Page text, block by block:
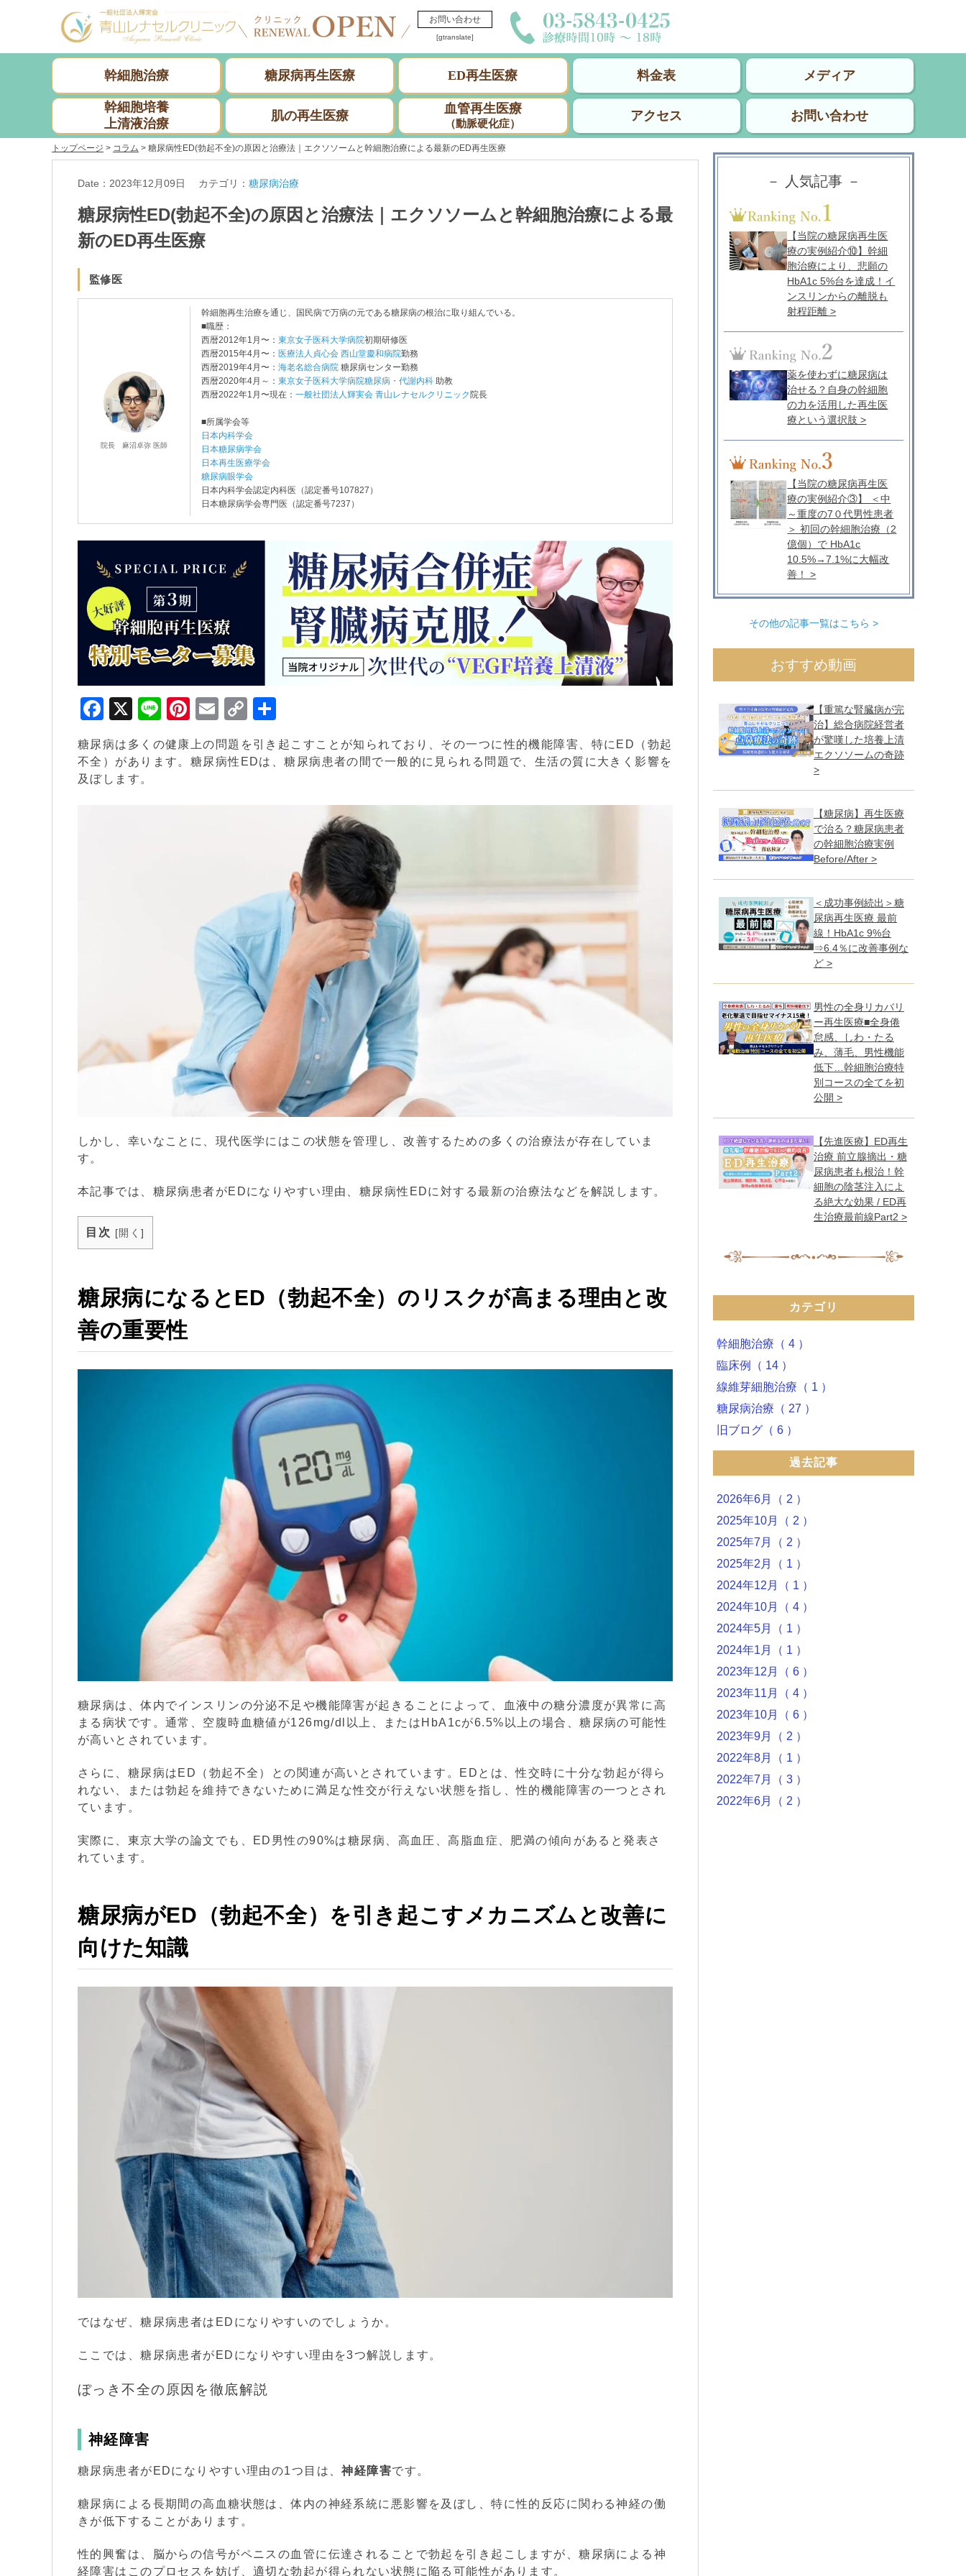
お問い合わせ
[gtranslate]
幹細胞治療 糖尿病再生医療 ED再生医療 料金表 メディア
幹細胞培養
上清液治療
肌の再生医療 血管再生医療
（動脈硬化症）
アクセス お問い合わせ
トップページ > コラム > 糖尿病性ED(勃起不全)の原因と治療法｜エクソソームと幹細胞治療による最新のED再生医療
Date：2023年12月09日 カテゴリ： 糖尿病治療
糖尿病性ED(勃起不全)の原因と治療法｜エクソソームと幹細胞治療による最
新のED再生医療
監修医
院長 麻沼卓弥 医師
幹細胞再生治療を通じ、国民病で万病の元である糖尿病の根治に取り組んでいる。
■職歴：
西暦2012年1月〜：東京女子医科大学病院初期研修医
西暦2015年4月〜： 医療法人貞心会 西山堂慶和病院勤務
西暦2019年4月〜：海老名総合病院 糖尿病センター勤務
西暦2020年4月～：東京女子医科大学病院糖尿病・代謝内科 助教
西暦2022年1月〜現在：一般社団法人輝実会 青山レナセルクリニック 院長
■所属学会等
日本内科学会
日本糖尿病学会
日本再生医療学会
糖尿病眼学会
日本内科学会認定内科医（認定番号107827）
日本糖尿病学会専門医（認定番号7237）
F
a
c
e
X
Li
n
e
Pi
nt
er
E
m
ai
C
o
p
有
糖尿病は多くの健康上の問題を引き起こすことが知られており、その一つに性的機能障害、特にED（勃起
不全）があります。糖尿病性EDは、糖尿病患者の間で一般的に見られる問題で、生活の質に大きく影響を
及ぼします。
しかし、幸いなことに、現代医学にはこの状態を管理し、改善するための多くの治療法が存在していま
す。
本記事では、糖尿病患者がEDになりやすい理由、糖尿病性EDに対する最新の治療法などを解説します。
目次 [開く]
糖尿病になるとED（勃起不全）のリスクが高まる理由と改
善の重要性
糖尿病は、体内でインスリンの分泌不足や機能障害が起きることによって、血液中の糖分濃度が異常に高
まる病状です。通常、空腹時血糖値が126mg/dl以上、またはHbA1cが6.5%以上の場合、糖尿病の可能性
が高いとされています。
さらに、糖尿病はED（勃起不全）との関連が高いとされています。EDとは、性交時に十分な勃起が得ら
れない、または勃起を維持できないために満足な性交が行えない状態を指し、性的機能障害の一つとされ
ています。
実際に
、東京大学の論文でも、ED男性の90%は糖尿病、高血圧、高脂血症、肥満の傾向があると発表さ
れています。
糖尿病がED（勃起不全）を引き起こすメカニズムと改善に
向けた知識
ではなぜ、糖尿病患者はEDになりやすいのでしょうか。
ここでは、糖尿病患者がEDになりやすい理由を3つ解説します。
ぼっき不全の原因を徹底解説
神経障害
糖尿病患者がEDになりやすい理由の1つ目は、神経障害です。
糖尿病による長期間の高血糖状態は、体内の神経系統に悪影響を及ぼし、特に性的反応に関わる神経の働
きが低下することがあります。
性的興奮は、脳からの信号がペニスの血管に伝達されることで勃起を引き起こしますが、糖尿病による神
経障害はこのプロセスを妨げ、適切な勃起が得られない状態に陥る可能性があります。
－ 人気記事 －
【当院の糖尿病再生医
療の実例紹介⑩】幹細
胞治療により、悲願の
HbA1c 5%台を達成！イ
ンスリンからの離脱も
射程距離 >
薬を使わずに糖尿病は
治せる？自身の幹細胞
の力を活用した再生医
療という選択肢 >
【当院の糖尿病再生医
療の実例紹介③】 ＜中
～重度の7０代男性患者
＞ 初回の幹細胞治療（2
億個）で HbA1c
10.5%→7.1%に大幅改
善！ >
その他の記事一覧はこちら >
おすすめ動画
【重篤な腎臓病が完
治】総合病院経営者
が驚嘆した培養上清
エクソソームの奇跡
>
【糖尿病】再生医療
で治る？糖尿病患者
の幹細胞治療実例
Before/After >
＜成功事例続出＞糖
尿病再生医療 最前
線！HbA1c 9%台
⇒6.4％に改善事例な
ど >
男性の全身リカバリ
ー再生医療■全身倦
怠感、しわ・たる
み、薄毛、男性機能
低下…幹細胞治療特
別コースの全てを初
公開 >
【先進医療】ED再生
治療 前立腺摘出・糖
尿病患者も根治！幹
細胞の陰茎注入によ
る絶大な効果 / ED再
生治療最前線Part2 >
カテゴリ
幹細胞治療（ 4 ）
臨床例（ 14 ）
線維芽細胞治療（ 1 ）
糖尿病治療（ 27 ）
旧ブログ（ 6 ）
過去記事
2026年6月（ 2 ）
2025年10月（ 2 ）
2025年7月（ 2 ）
2025年2月（ 1 ）
2024年12月（ 1 ）
2024年10月（ 4 ）
2024年5月（ 1 ）
2024年1月（ 1 ）
2023年12月（ 6 ）
2023年11月（ 4 ）
2023年10月（ 6 ）
2023年9月（ 2 ）
2022年8月（ 1 ）
2022年7月（ 3 ）
2022年6月（ 2 ）